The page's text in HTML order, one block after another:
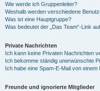
Wie werde ich Gruppenleiter?
Weshalb werden verschiedene
Was ist eine Hauptgruppe?
Was bedeutet der „Das Team“-Link
Private Nachrichten
Ich kann keine Privaten Nachrichten
Ich bekomme ständig unerwünschte
Ich habe eine Spam-E-Mail von
Freunde und ignorierte Mitglieder